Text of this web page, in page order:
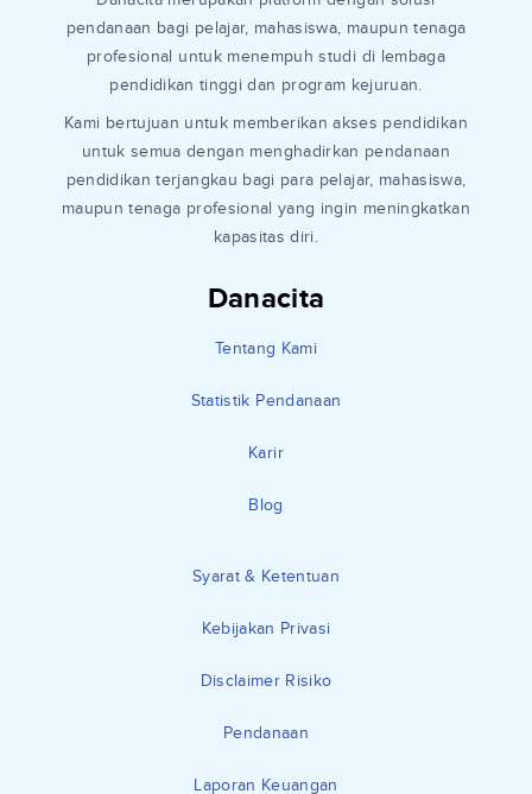
Danacita
Tentang Kami
Statistik Pendanaan
Karir
Blog
Syarat & Ketentuan
Kebijakan Privasi
Disclaimer Risiko
Pendanaan
Laporan Keuangan
pendanaan bagi pelajar, mahasiswa, maupun tenaga
profesional untuk menempuh studi di lembaga
pendidikan tinggi dan program kejuruan.
Kami bertujuan untuk memberikan akses pendidikan
untuk semua dengan menghadirkan pendanaan
pendidikan terjangkau bagi para pelajar, mahasiswa,
maupun tenaga profesional yang ingin meningkatkan
kapasitas diri.